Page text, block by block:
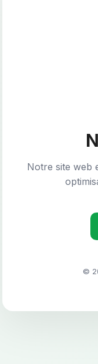
Notre site web
©